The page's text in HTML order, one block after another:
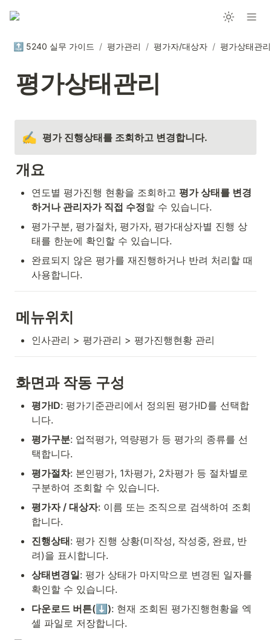
🔝 5240 실무 가이드 / 평가관리 / 평가자/대상자 / 평가상태관리
평가상태관리
✍️ 평가 진행상태를 조회하고 변경합니다.
개요
연도별 평가진행 현황을 조회하고 평가 상태를 변경
하거나 관리자가 직접 수정할 수 있습니다.
평가구분, 평가절차, 평가자, 평가대상자별 진행 상
태를 한눈에 확인할 수 있습니다.
완료되지 않은 평가를 재진행하거나 반려 처리할 때
사용합니다.
메뉴위치
인사관리 > 평가관리 > 평가진행현황 관리
화면과 작동 구성
평가ID: 평가기준관리에서 정의된 평가ID를 선택합
니다.
평가구분: 업적평가, 역량평가 등 평가의 종류를 선
택합니다.
평가절차: 본인평가, 1차평가, 2차평가 등 절차별로
구분하여 조회할 수 있습니다.
평가자 / 대상자: 이름 또는 조직으로 검색하여 조회
합니다.
진행상태: 평가 진행 상황(미작성, 작성중, 완료, 반
려)을 표시합니다.
상태변경일: 평가 상태가 마지막으로 변경된 일자를
확인할 수 있습니다.
다운로드 버튼(⬇️): 현재 조회된 평가진행현황을 엑
셀 파일로 저장합니다.